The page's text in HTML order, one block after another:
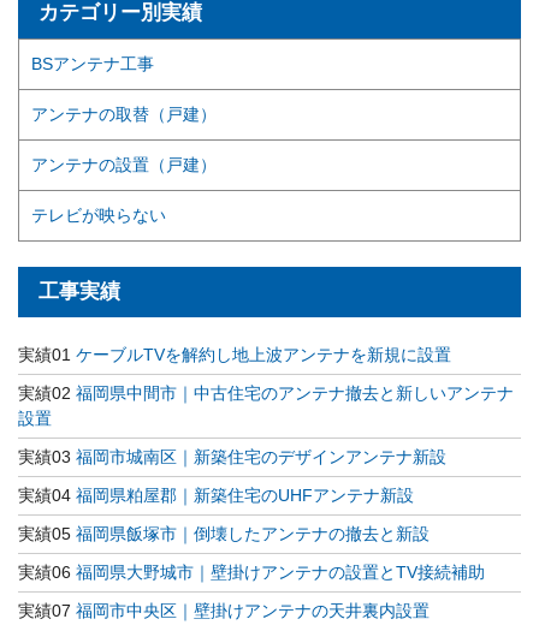
カテゴリー別実績
BSアンテナ工事
アンテナの取替（戸建）
アンテナの設置（戸建）
テレビが映らない
工事実績
実績01 ケーブルTVを解約し地上波アンテナを新規に設置
実績02 福岡県中間市｜中古住宅のアンテナ撤去と新しいアンテナ
設置
実績03 福岡市城南区｜新築住宅のデザインアンテナ新設
実績04 福岡県粕屋郡｜新築住宅のUHFアンテナ新設
実績05 福岡県飯塚市｜倒壊したアンテナの撤去と新設
実績06 福岡県大野城市｜壁掛けアンテナの設置とTV接続補助
実績07 福岡市中央区｜壁掛けアンテナの天井裏内設置